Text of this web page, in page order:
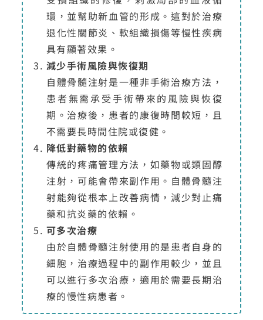
環，並幫助新血管的形成。這對於治療
退化性關節炎、軟組織損傷等慢性疾病
具有顯著效果。
減少手術風險與恢復期
自體骨髓注射是一種非手術治療方法，
患者無需承受手術帶來的風險與恢復
期。治療後，患者的康復時間較短，且
不需要長時間住院或復健。
降低對藥物的依賴
傳統的疼痛管理方法，如藥物或類固醇
注射，可能會帶來副作用。自體骨髓注
射能夠從根本上改善病情，減少對止痛
藥和抗炎藥的依賴。
可多次治療
由於自體骨髓注射使用的是患者自身的
細胞，治療過程中的副作用較少，並且
可以進行多次治療，適用於需要長期治
療的慢性病患者。